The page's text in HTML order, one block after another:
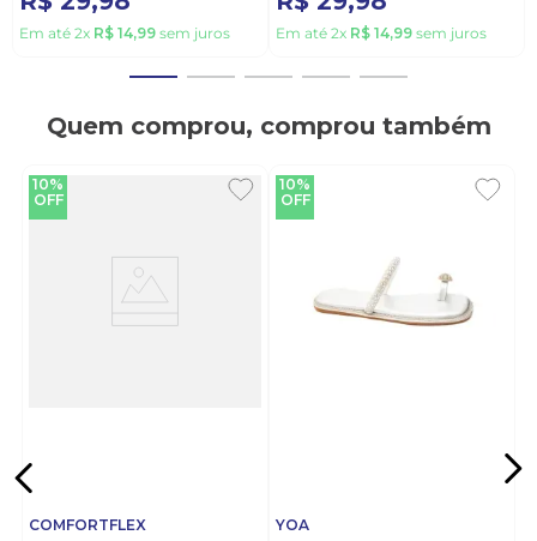
Em até 2x R$ 14,99 sem juros Em até 2x R$ 14,99 sem juros
Quem comprou, comprou também
10%
OFF
COMFORTFLEX
10%
OFF
YOA